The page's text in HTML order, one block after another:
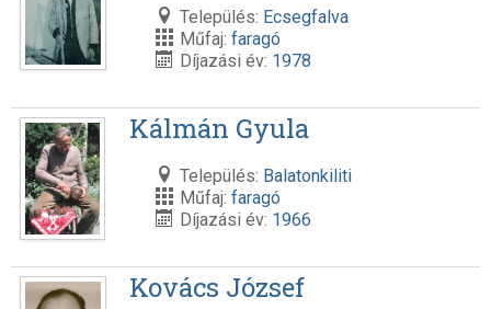
Település: Ecsegfalva
Műfaj: faragó
Díjazási év: 1978
Kálmán Gyula
Település: Balatonkiliti
Műfaj: faragó
Díjazási év: 1966
Kovács József